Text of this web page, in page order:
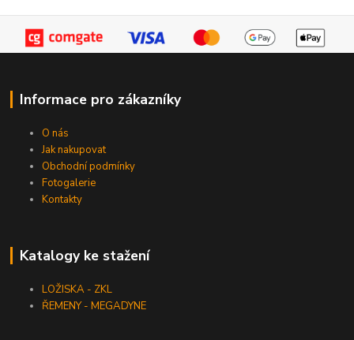
Informace pro zákazníky
O nás
Jak nakupovat
Obchodní podmínky
Fotogalerie
Kontakty
Katalogy ke stažení
LOŽISKA - ZKL
ŘEMENY - MEGADYNE